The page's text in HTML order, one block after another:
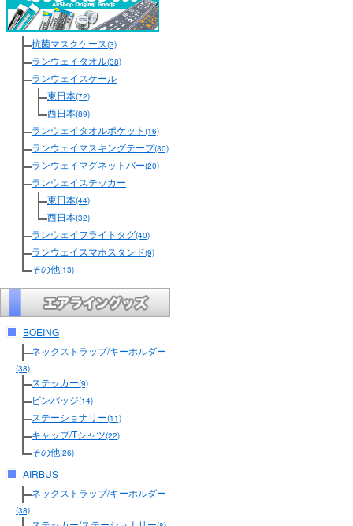
抗菌マスクケース(3)
ランウェイタオル(38)
ランウェイスケール
東日本(72)
西日本(89)
ランウェイタオルポケット (16)
ランウェイマスキングテープ(30)
ランウェイマグネットバー(20)
ランウェイステッカー
東日本(44)
西日本(32)
ランウェイフライトタグ(40)
ランウェイスマホスタンド(9)
その他(13)
BOEING
ネックストラップ/キーホルダー
(38)
ステッカー(9)
ピンバッジ(14)
ステーショナリー(11)
キャップ/Tシャツ(22)
その他(26)
AIRBUS
ネックストラップ/キーホルダー
(38)